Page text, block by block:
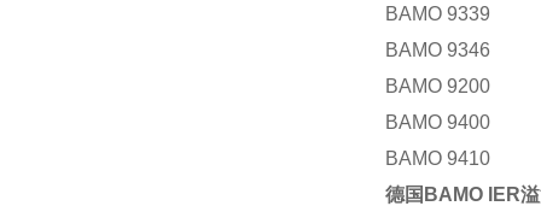
BAMO 9339
BAMO 9346
BAMO 9200
BAMO 9400
BAMO 9410
德国BAMO IER